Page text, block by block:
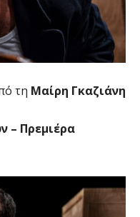
τη Μαίρη Γκαζιάνη
– Πρεμιέρα